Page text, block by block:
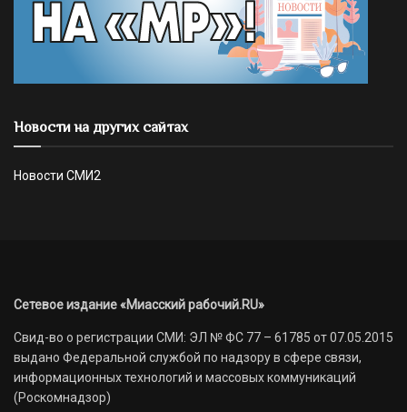
Новости на других сайтах
Новости СМИ2
Сетевое издание «Миасский рабочий.RU»
Свид-во о регистрации СМИ: ЭЛ № ФС 77 – 61785 от 07.05.2015
выдано Федеральной службой по надзору в сфере связи,
информационных технологий и массовых коммуникаций
(Роскомнадзор)